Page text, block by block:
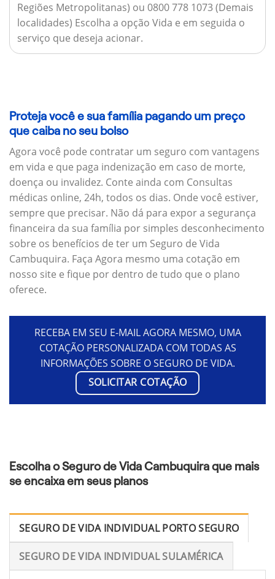
Regiões Metropolitanas) ou 0800 778 1073 (Demais
localidades) Escolha a opção Vida e em seguida o
serviço que deseja acionar.
Proteja você e sua família pagando um preço
que caiba no seu bolso
Agora você pode contratar um seguro com vantagens
em vida e que paga indenização em caso de morte,
doença ou invalidez. Conte ainda com Consultas
médicas online, 24h, todos os dias. Onde você estiver,
sempre que precisar. Não dá para expor a segurança
financeira da sua família por simples desconhecimento
sobre os benefícios de ter um Seguro de Vida
Cambuquira. Faça Agora mesmo uma cotação em
nosso site e fique por dentro de tudo que o plano
oferece.
RECEBA EM SEU E-MAIL AGORA MESMO, UMA
COTAÇÃO PERSONALIZADA COM TODAS AS
INFORMAÇÕES SOBRE O SEGURO DE VIDA.
SOLICITAR COTAÇÃO
Escolha o Seguro de Vida Cambuquira que mais
se encaixa em seus planos
SEGURO DE VIDA INDIVIDUAL PORTO SEGURO
SEGURO DE VIDA INDIVIDUAL SULAMÉRICA